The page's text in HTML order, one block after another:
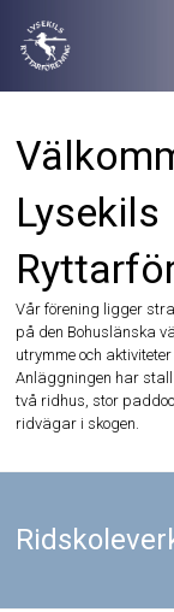
innehåll
Lysekils
Vår förening ligger
på den Bohuslänska
utrymme och
Anläggningen har
två ridhus, stor
ridvägar i skogen.